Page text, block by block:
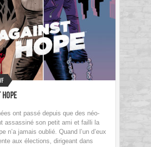
ont passé depuis que des néo-
assassiné son petit ami et failli la
n’a jamais oublié. Quand l’un d’eux
aux élections, dirigeant dans